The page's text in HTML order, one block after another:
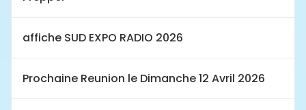
affiche SUD EXPO RADIO 2026
Prochaine Reunion le Dimanche 12 Avril 2026